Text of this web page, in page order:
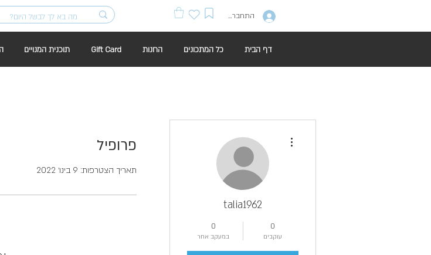
התחברות
דף הבית כל המתכונים החנות Gift Card תוכנית המנויים
פרופיל
תאריך הצטרפות: 9 בינו׳ 2022
talia1962
0
עוקבים
0
במעקב אחר